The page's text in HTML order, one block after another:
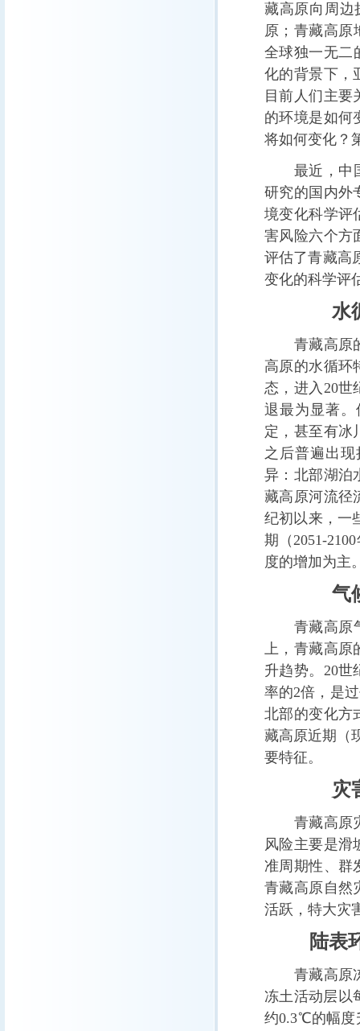
藏高原向周边
原；青藏高原
全球独一无二
化的背景下，
目前人们主
的环境是如何
将如何变化？
最近，中国
研究的国内外
境变化科学评
害风险六个方
评估了青藏高
变化的科学评
水
青藏高原的
高原的水循环
态，进入20世
退最为显著
定，甚至有冰
之后普遍出
异：北部湖泊
藏高原河流径
纪初以来，一
期（2051-
度的增加为主
气
青藏高原气
上，青藏高原
升趋势。20世
率的2倍，是
北部的变化方
藏高原近期（
要特征。
灾
青藏高原灾
风险主要是滑
准周期性、群
青藏高原自然
活跃，特大灾
陆表
青藏高原冻
冻土活动层以
约0.3℃的幅度